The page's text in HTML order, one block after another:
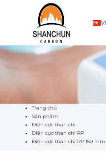
VI
Trang chủ
Sản phẩm
Điện cực than chì
Điện cực than chì RP
Điện cực than chì RP 150 mm